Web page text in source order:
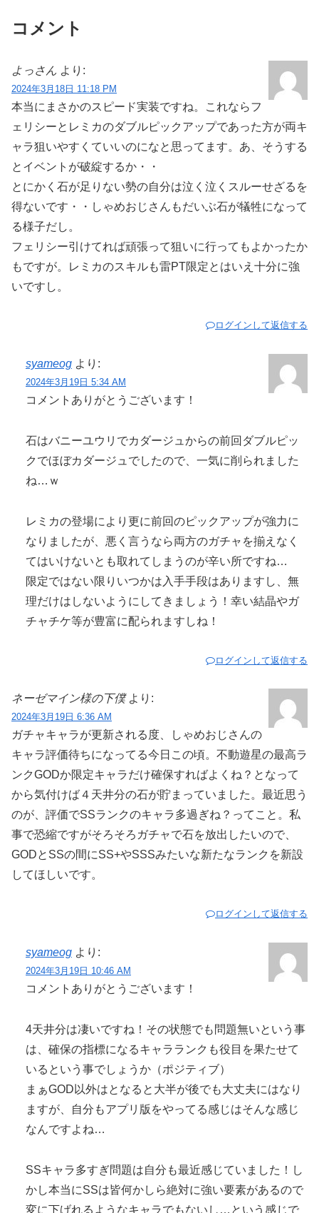
コメント
よっさん より:
2024年3月18日 11:18 PM
本当にまさかのスピード実装ですね。これならフ
ェリシーとレミカのダブルピックアップであった方が両キ
ャラ狙いやすくていいのになと思ってます。あ、そうする
とイベントが破綻するか・・
とにかく石が足りない勢の自分は泣く泣くスルーせざるを
得ないです・・しゃめおじさんもだいぶ石が犠牲になって
る様子だし。
フェリシー引けてれば頑張って狙いに行ってもよかったか
もですが。レミカのスキルも雷PT限定とはいえ十分に強
いですし。
ログインして返信する
syameog より:
2024年3月19日 5:34 AM
コメントありがとうございます！
石はバニーユウリでカダージュからの前回ダブルピッ
クでほぼカダージュでしたので、一気に削られました
ね…ｗ
レミカの登場により更に前回のピックアップが強力に
なりましたが、悪く言うなら両方のガチャを揃えなく
てはいけないとも取れてしまうのが辛い所ですね…
限定ではない限りいつかは入手手段はありますし、無
理だけはしないようにしてきましょう！幸い結晶やガ
チャチケ等が豊富に配られますしね！
ログインして返信する
ネーゼマイン様の下僕 より:
2024年3月19日 6:36 AM
ガチャキャラが更新される度、しゃめおじさんの
キャラ評価待ちになってる今日この頃。不動遊星の最高ラ
ンクGODか限定キャラだけ確保すればよくね？となって
から気付けば４天井分の石が貯まっていました。最近思う
のが、評価でSSランクのキャラ多過ぎね？ってこと。私
事で恐縮ですがそろそろガチャで石を放出したいので、
GODとSSの間にSS+やSSSみたいな新たなランクを新設
してほしいです。
ログインして返信する
syameog より:
2024年3月19日 10:46 AM
コメントありがとうございます！
4天井分は凄いですね！その状態でも問題無いという事
は、確保の指標になるキャラランクも役目を果たせて
いるという事でしょうか（ポジティブ）
まぁGOD以外はとなると大半が後でも大丈夫にはなり
ますが、自分もアプリ版をやってる感じはそんな感じ
なんですよね…
SSキャラ多すぎ問題は自分も最近感じていました！し
かし本当にSSは皆何かしら絶対に強い要素があるので
変に下げれるようなキャラでもないし…という感じで